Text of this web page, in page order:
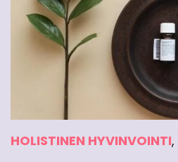
HOLISTINEN HYVINVOINTI,